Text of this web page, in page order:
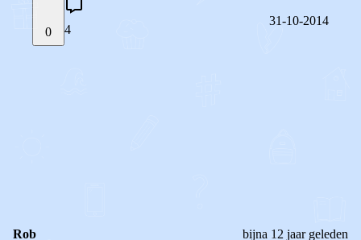
0 4
31-10-2014
Rob bijna 12 jaar geleden